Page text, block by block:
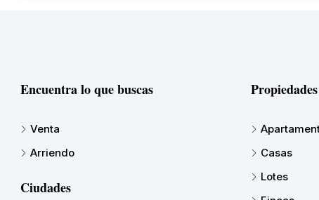
Encuentra lo que buscas
Venta
Arriendo
Ciudades
Propiedades
Casas
Lotes